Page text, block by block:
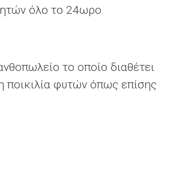
όλο το 24ωρο.
το οποίο διαθέτει
ποικιλία φυτών όπως επίσης